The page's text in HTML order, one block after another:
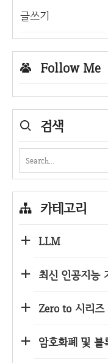
글쓰기
Follow Me
검색
카테고리
LLM
최신 인공지능
Zero to 시리즈
암호화폐 및 블